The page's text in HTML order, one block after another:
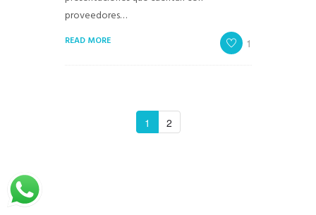
proveedores…
READ MORE 1
1 2